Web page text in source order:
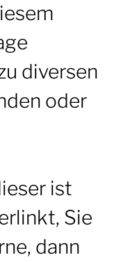
diversen
oder
ist
Sie
dann